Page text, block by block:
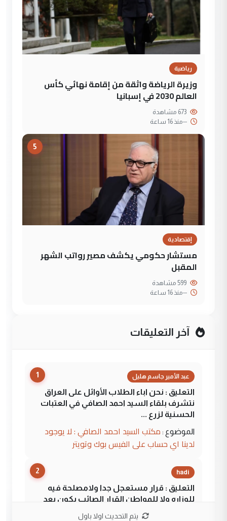
رياضية
وزيرة الرياضة واثقة من إقامة نهائي كأس
العالم 2030 في إسبانيا
--منذ 16 ساعة
5
إقتصادية
مستشار حكومي يكشف مصير رواتب الشهر
المقبل
--منذ 16 ساعة
آخر التعليقات
1 عبد الأمير جاسم هليل
التعليق : نحن اباء الطلاب الأوائل على العراق
نتشرف بلقاء السيد احمد الصافي في العتبات
الحسنية لزرع ...
الموضوع : مكتب السيد احمد الصافي : لا يوجود
لدينا اي حساب على الفيس بوك وتويتر
2 hadi
التعليق : قرار مستعجل جدا ولامصلحة فيه
للوزاره ولا للمواطن القرار الصائب يكون بعد
يتم التحديث اولا باول